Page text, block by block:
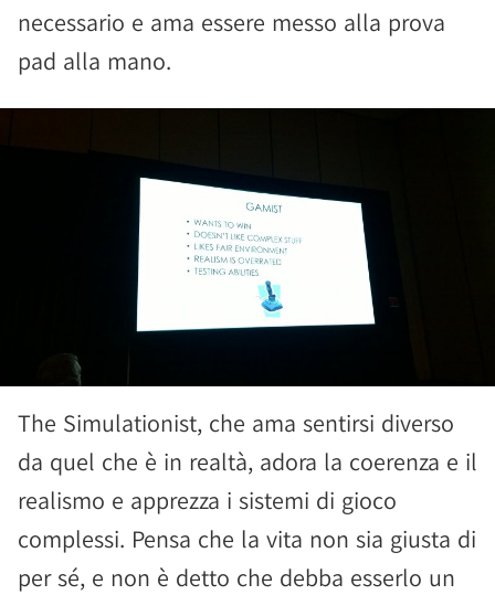
necessario e ama essere messo alla prova
pad alla mano.
The Simulationist, che ama sentirsi diverso
da quel che è in realtà, adora la coerenza e il
realismo e apprezza i sistemi di gioco
complessi. Pensa che la vita non sia giusta di
per sé, e non è detto che debba esserlo un